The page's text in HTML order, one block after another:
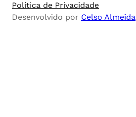
Política de Privacidade
Desenvolvido por Celso Almeida